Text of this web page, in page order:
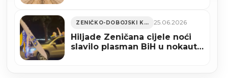
ZENIČKO-DOBOJSKI KANTON 25.06.2026
Hiljade Zeničana cijele noći
slavilo plasman BiH u nokaut-